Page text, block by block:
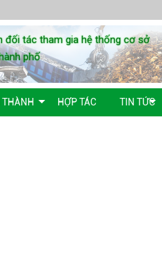
đối tác tham gia hệ thống cơ sở
phố
HỢP TÁC TIN TỨC